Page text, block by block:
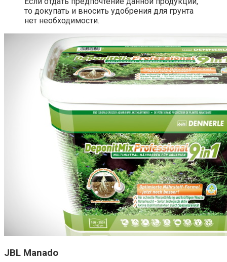
то докупать и вносить удобрения для грунта
нет необходимости.
JBL Manado